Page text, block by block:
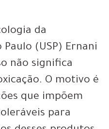
da
(USP) Ernani
não significa
O motivo é
que impõem
para